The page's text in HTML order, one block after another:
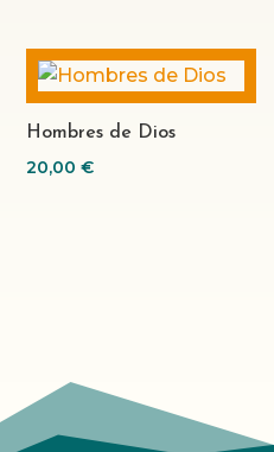
Hombres de Dios
20,00€